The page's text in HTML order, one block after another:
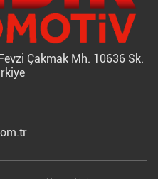
Çakmak Mh. 10636 Sk.